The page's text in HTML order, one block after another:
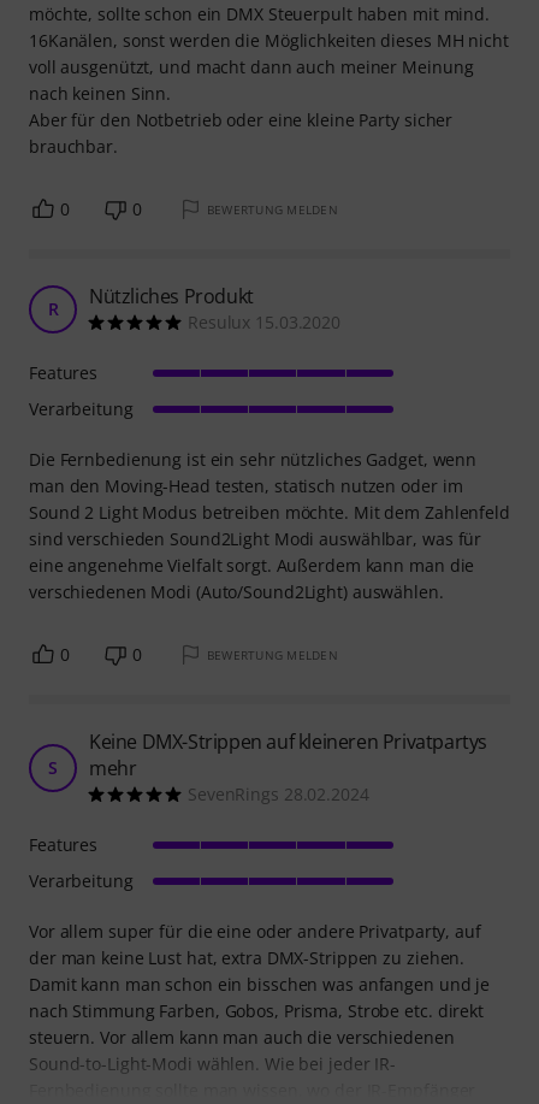
möchte, sollte schon ein DMX Steuerpult haben mit mind.
16Kanälen, sonst werden die Möglichkeiten dieses MH nicht
voll ausgenützt, und macht dann auch meiner Meinung
nach keinen Sinn.
Aber für den Notbetrieb oder eine kleine Party sicher
brauchbar.
0 0 BEWERTUNG MELDEN
R Nützliches Produkt
Resulux 15.03.2020
Die Fernbedienung ist ein sehr nützliches Gadget, wenn
man den Moving-Head testen, statisch nutzen oder im
Sound 2 Light Modus betreiben möchte. Mit dem Zahlenfeld
sind verschieden Sound2Light Modi auswählbar, was für
eine angenehme Vielfalt sorgt. Außerdem kann man die
verschiedenen Modi (Auto/Sound2Light) auswählen.
Features
Verarbeitung
0 0 BEWERTUNG MELDEN
S
Keine DMX-Strippen auf kleineren Privatpartys
mehr
SevenRings 28.02.2024
Vor allem super für die eine oder andere Privatparty, auf
der man keine Lust hat, extra DMX-Strippen zu ziehen.
Damit kann man schon ein bisschen was anfangen und je
nach Stimmung Farben, Gobos, Prisma, Strobe etc. direkt
steuern. Vor allem kann man auch die verschiedenen
Sound-to-Light-Modi wählen. Wie bei jeder IR-
Features
Verarbeitung